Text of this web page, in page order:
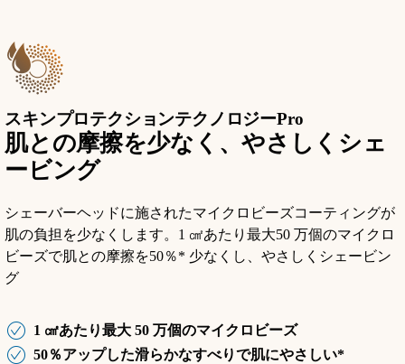
スキンプロテクションテクノロジーPro
肌との摩擦を少なく、やさしくシェ
ービング
シェーバーヘッドに施されたマイクロビーズコーティングが
肌の負担を少なくします。1 ㎠あたり最大50 万個のマイクロ
ビーズで肌との摩擦を50％* 少なくし、やさしくシェービン
グ
1 ㎠あたり最大 50 万個のマイクロビーズ
50％アップした滑らかなすべりで肌にやさしい*